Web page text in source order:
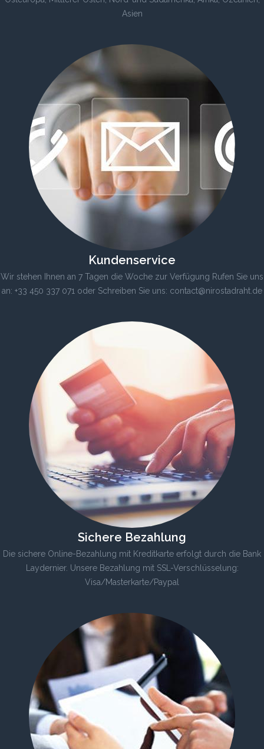
Asien
Kundenservice
Wir stehen Ihnen an 7 Tagen die Woche zur Verfügung Rufen Sie uns
an: +33 450 337 071 oder Schreiben Sie uns: contact@nirostadraht.de
Sichere Bezahlung
Die sichere Online-Bezahlung mit Kreditkarte erfolgt durch die Bank
Laydernier. Unsere Bezahlung mit SSL-Verschlüsselung:
Visa/Masterkarte/Paypal